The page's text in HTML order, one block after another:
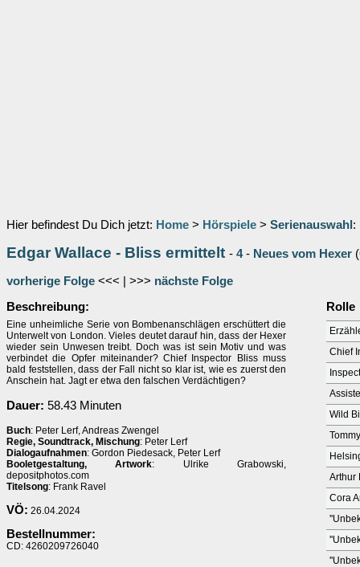
Hier befindest Du Dich jetzt: Home > Hörspiele > Serienauswahl :
Edgar Wallace - Bliss ermittelt - 4- Neues vom Hexer (
vorherige Folge <<< | >>> nächste Folge
Beschreibung:
Eine unheimliche Serie von Bombenanschlägen erschüttert die
Unterwelt von London. Vieles deutet darauf hin, dass der Hexer
wieder sein Unwesen treibt. Doch was ist sein Motiv und was
verbindet die Opfer miteinander? Chief Inspector Bliss muss
bald feststellen, dass der Fall nicht so klar ist, wie es zuerst den
Anschein hat. Jagt er etwa den falschen Verdächtigen?
Dauer: 58.43 Minuten
Buch: Peter Lerf, Andreas Zwengel
Regie, Soundtrack, Mischung: Peter Lerf
Dialogaufnahmen: Gordon Piedesack, Peter Lerf
Booletgestaltung, Artwork: Ulrike Grabowski,
depositphotos.com
Titelsong: Frank Ravel
VÖ: 26.04.2024
Bestellnummer:
CD: 4260209726040
Rolle
Chief
Wild
Arthur
Cora